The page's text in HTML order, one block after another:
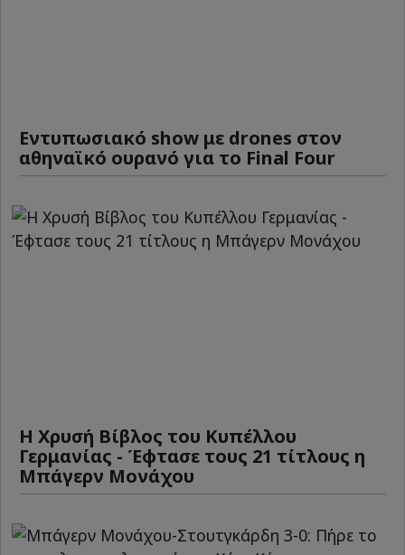
Εντυπωσιακό show με drones στον
αθηναϊκό ουρανό για το Final Four
Η Χρυσή Βίβλος του Κυπέλλου
Γερμανίας - Έφτασε τους 21 τίτλους η
Μπάγερν Μονάχου